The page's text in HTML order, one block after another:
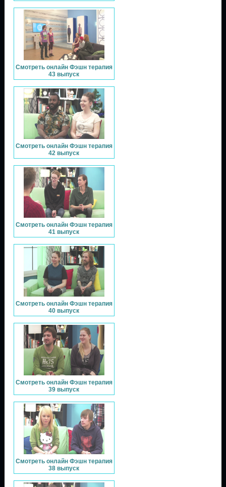
Смотреть онлайн Фэшн терапия
43 выпуск
Смотреть онлайн Фэшн терапия
42 выпуск
Смотреть онлайн Фэшн терапия
41 выпуск
Смотреть онлайн Фэшн терапия
40 выпуск
Смотреть онлайн Фэшн терапия
39 выпуск
Смотреть онлайн Фэшн терапия
38 выпуск